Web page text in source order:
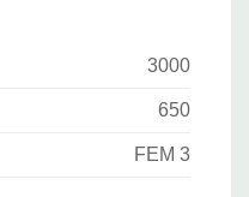
3000
650
FEM 3